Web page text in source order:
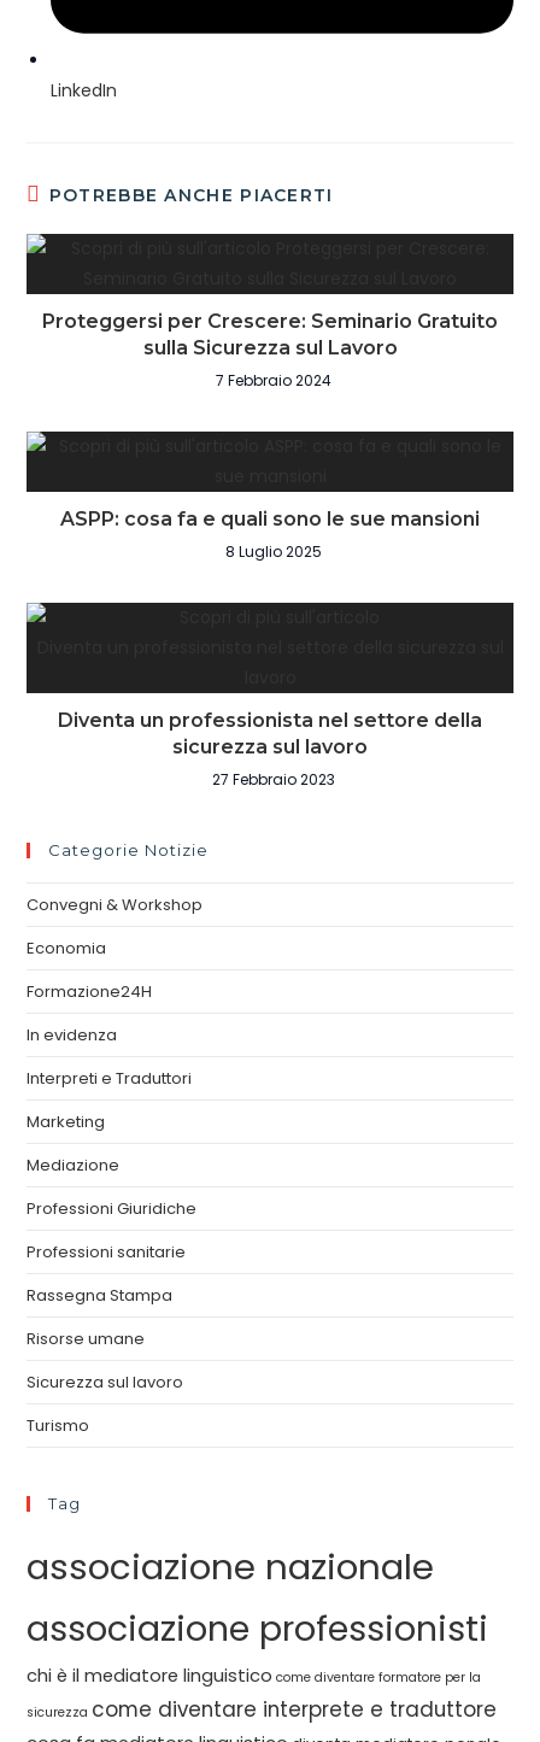
LinkedIn
POTREBBE ANCHE PIACERTI
Proteggersi per Crescere: Seminario Gratuito
sulla Sicurezza sul Lavoro
7 Febbraio 2024
ASPP: cosa fa e quali sono le sue mansioni
8 Luglio 2025
Diventa un professionista nel settore della
sicurezza sul lavoro
27 Febbraio 2023
Categorie Notizie
Convegni & Workshop
Economia
Formazione24H
In evidenza
Interpreti e Traduttori
Marketing
Mediazione
Professioni Giuridiche
Professioni sanitarie
Rassegna Stampa
Risorse umane
Sicurezza sul lavoro
Turismo
Tag
associazione nazionale
associazione professionisti
chi è il mediatore linguistico come diventare formatore per la
sicurezza come diventare interprete e traduttore